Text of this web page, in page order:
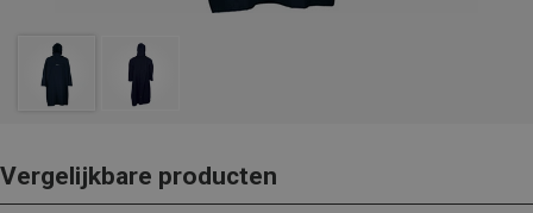
Vergelijkbare producten